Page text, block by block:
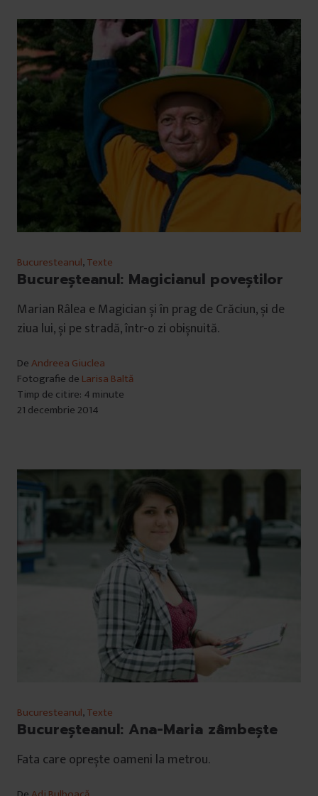
Bucuresteanul,Texte
Bucureșteanul: Magicianul poveștilor
Marian Râlea e Magician și în prag de Crăciun, și de
ziua lui, și pe stradă, într-o zi obișnuită.
DeAndreea Giuclea
Fotografie de Larisa Baltă
Timp de citire: 4 minute
21 decembrie 2014
Bucuresteanul,Texte
Bucureșteanul: Ana-Maria zâmbește
Fata care oprește oameni la metrou.